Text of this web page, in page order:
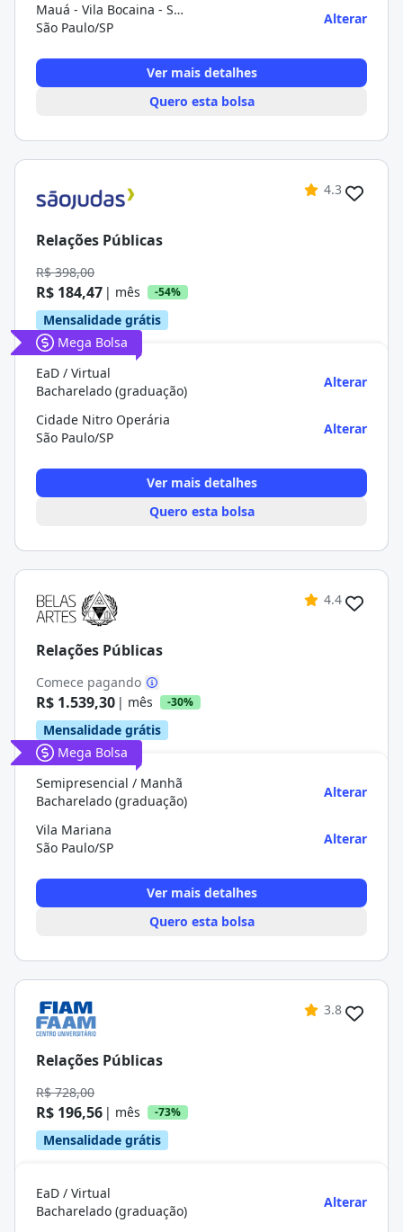
Mauá - Vila Bocaina - São Paulo
São Paulo/SP
Alterar
Ver mais detalhes
Quero esta bolsa
4.3
Relações Públicas
R$ 398,00
R$ 184,47 | mês -54%
Mensalidade grátis
Mega Bolsa
EaD / Virtual
Bacharelado (graduação)
Alterar
Cidade Nitro Operária
São Paulo/SP
Alterar
Ver mais detalhes
Quero esta bolsa
4.4
Relações Públicas
Comece pagando
R$ 1.539,30 | mês -30%
Mensalidade grátis
Mega Bolsa
Semipresencial / Manhã
Bacharelado (graduação)
Alterar
Vila Mariana
São Paulo/SP
Alterar
Ver mais detalhes
Quero esta bolsa
3.8
Relações Públicas
R$ 728,00
R$ 196,56 | mês -73%
Mensalidade grátis
EaD / Virtual
Bacharelado (graduação)
Alterar